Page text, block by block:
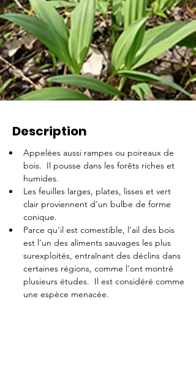
Description
Appelées aussi rampes ou poireaux de
bois.  Il pousse dans les forêts riches et
humides.
Les feuilles larges, plates, lisses et vert
clair proviennent d'un bulbe de forme
conique.
Parce qu'il est comestible, l'ail des bois
est l'un des aliments sauvages les plus
surexploités, entraînant des déclins dans
certaines régions, comme l'ont montré
plusieurs études.  Il est considéré comme
une espèce menacée.